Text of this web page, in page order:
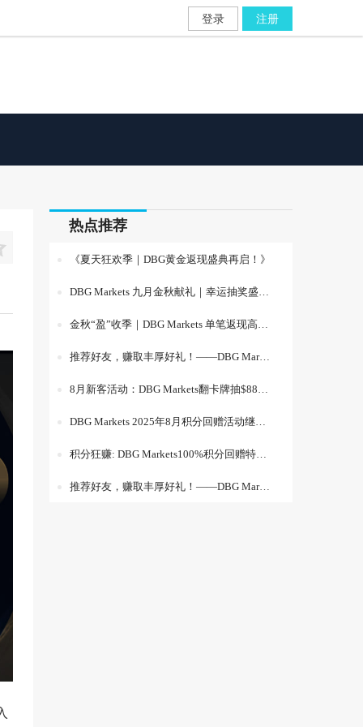
登录 注册
热点推荐
《夏天狂欢季｜DBG黄金返现盛典再启！》
DBG Markets 九月金秋献礼｜幸运抽奖盛大开启
金秋“盈”收季｜DBG Markets 单笔返现高达 20% 火热开启！
推荐好友，赚取丰厚好礼！——DBG Markets 好友推荐活动火热进行中！
8月新客活动：DBG Markets翻卡牌抽$888现金红包
DBG Markets 2025年8月积分回赠活动继续：高倍奖励，兑换升级
积分狂赚: DBG Markets100%积分回赠特别活动
推荐好友，赚取丰厚好礼！——DBG Markets 好友推荐活动火热进行中！